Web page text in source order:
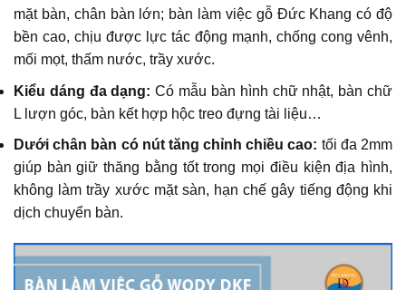
mặt bàn, chân bàn lớn; bàn làm việc gỗ Đức Khang có độ
bền cao, chịu được lực tác động mạnh, chống cong vênh,
mối mọt, thấm nước, trầy xước.
Kiểu dáng đa dạng: Có mẫu bàn hình chữ nhật, bàn chữ
L lượn góc, bàn kết hợp hộc treo đựng tài liệu…
Dưới chân bàn có nút tăng chỉnh chiều cao: tối đa 2mm
giúp bàn giữ thăng bằng tốt trong mọi điều kiện địa hình,
không làm trầy xước mặt sàn, hạn chế gây tiếng động khi
dịch chuyển bàn.